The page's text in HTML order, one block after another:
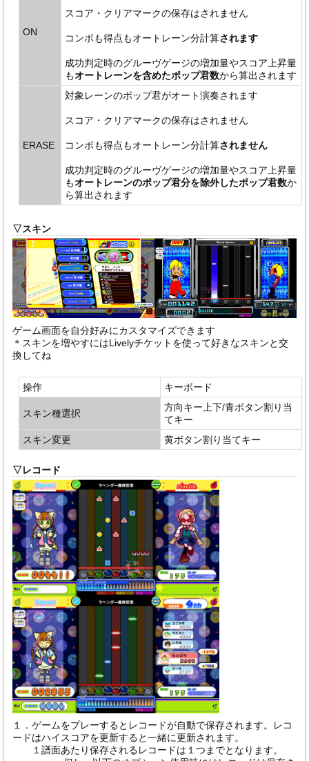
ON
スコア・クリアマークの保存はされません
コンボも得点もオートレーン分計算されます
成功判定時のグルーヴゲージの増加量やスコア上昇量
もオートレーンを含めたポップ君数から算出されます
ERASE
対象レーンのポップ君がオート演奏されます
スコア・クリアマークの保存はされません
コンボも得点もオートレーン分計算されません
成功判定時のグルーヴゲージの増加量やスコア上昇量
もオートレーンのポップ君分を除外したポップ君数か
ら算出されます
▽スキン
ゲーム画面を自分好みにカスタマイズできます
＊スキンを増やすにはLivelyチケットを使って好きなスキンと交
換してね
操作 キーボード
スキン種選択
方向キー上下/青ボタン割り当
てキー
スキン変更
黄ボタン割り当てキー
▽レコード
１．ゲームをプレーするとレコードが自動で保存されます。レコ
ードはハイスコアを更新すると一緒に更新されます。
１譜面あたり保存されるレコードは１つまでとなります。